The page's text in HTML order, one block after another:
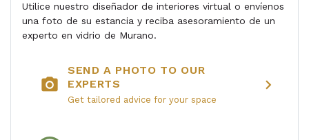
Utilice nuestro diseñador de interiores virtual o envíenos
una foto de su estancia y reciba asesoramiento de un
experto en vidrio de Murano.
photo_camera
SEND A PHOTO TO OUR
EXPERTS
Get tailored advice for your space
chevron_right